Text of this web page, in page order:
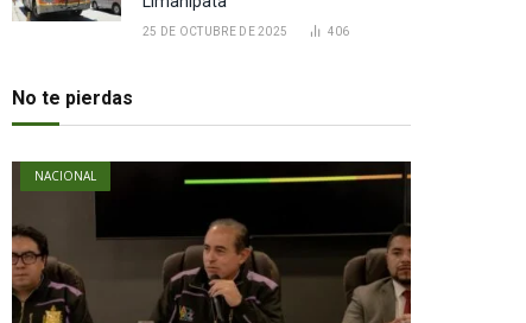
25 DE OCTUBRE DE 2025 406
No te pierdas
NACIONAL